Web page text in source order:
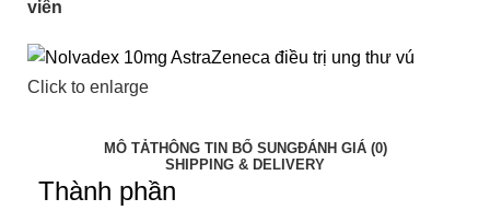
viên
Click to enlarge
MÔ TẢTHÔNG TIN BỔ SUNGĐÁNH GIÁ (0)
SHIPPING & DELIVERY
Thành phần